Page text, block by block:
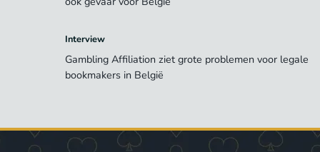
Interview
Gambling Affiliation ziet grote problemen voor legale
bookmakers in België